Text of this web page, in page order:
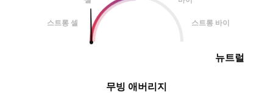
스트롱 셀 스트롱 바이
뉴트럴
무빙 애버리지